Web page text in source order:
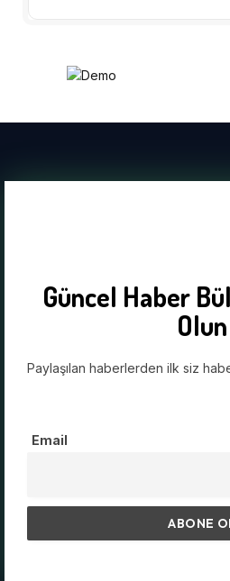
Güncel Haber
Olun
Paylaşılan haberlerden ilk siz
Email